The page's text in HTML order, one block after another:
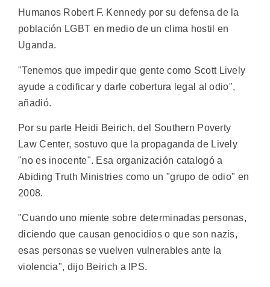
Humanos Robert F. Kennedy por su defensa de la
población LGBT en medio de un clima hostil en
Uganda.
"Tenemos que impedir que gente como Scott Lively
ayude a codificar y darle cobertura legal al odio",
añadió.
Por su parte Heidi Beirich, del Southern Poverty
Law Center, sostuvo que la propaganda de Lively
"no es inocente". Esa organización catalogó a
Abiding Truth Ministries como un "grupo de odio" en
2008.
"Cuando uno miente sobre determinadas personas,
diciendo que causan genocidios o que son nazis,
esas personas se vuelven vulnerables ante la
violencia", dijo Beirich a IPS.